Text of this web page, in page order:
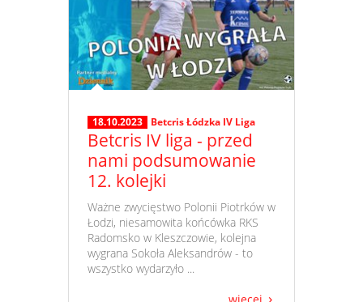
18.10.2023 Betcris Łódzka IV Liga
Betcris IV liga - przed
nami podsumowanie
12. kolejki
​ Ważne zwycięstwo Polonii Piotrków w
Łodzi, niesamowita końcówka RKS
Radomsko w Kleszczowie, kolejna
wygrana Sokoła Aleksandrów - to
wszystko wydarzyło ...